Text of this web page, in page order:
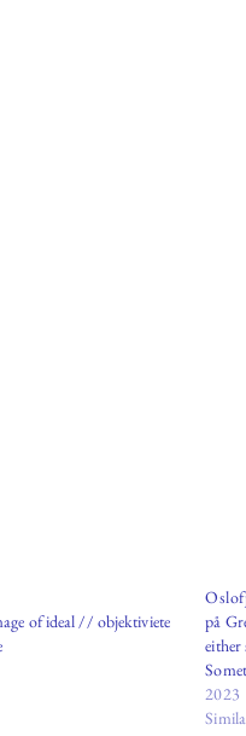
of ideal // objektiviete
på
either
2023